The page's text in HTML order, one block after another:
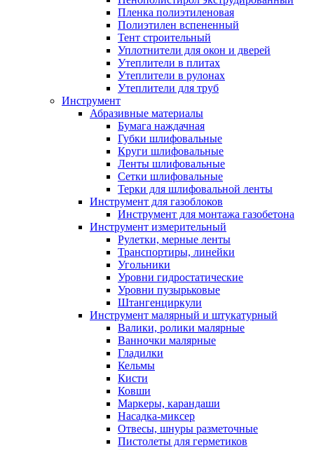
Пленка полиэтиленовая
Полиэтилен вспененный
Тент строительный
Уплотнители для окон и дверей
Утеплители в плитах
Утеплители в рулонах
Утеплители для труб
Инструмент
Абразивные материалы
Бумага наждачная
Губки шлифовальные
Круги шлифовальные
Ленты шлифовальные
Сетки шлифовальные
Терки для шлифовальной ленты
Инструмент для газоблоков
Инструмент для монтажа газобетона
Инструмент измерительный
Рулетки, мерные ленты
Транспортиры, линейки
Угольники
Уровни гидростатические
Уровни пузырьковые
Штангенциркули
Инструмент малярный и штукатурный
Валики, ролики малярные
Ванночки малярные
Гладилки
Кельмы
Кисти
Ковши
Маркеры, карандаши
Насадка-миксер
Отвесы, шнуры разметочные
Пистолеты для герметиков